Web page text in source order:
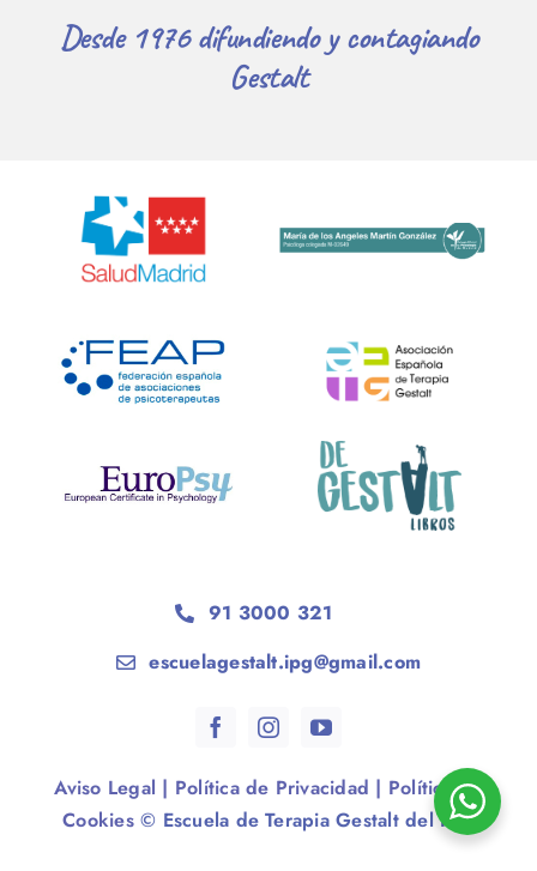
Desde 1976 difundiendo y contagiando
Gestalt
91 3000 321
escuelagestalt.ipg@gmail.com
Aviso Legal | Política de Privacidad | Política de
Cookies© Escuela de Terapia Gestalt del IPG